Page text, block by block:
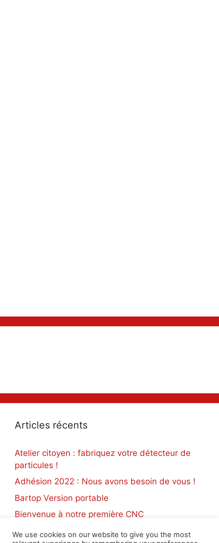
Articles récents
Atelier citoyen : fabriquez votre détecteur de
particules !
Adhésion 2022 : Nous avons besoin de vous !
Bartop Version portable
Bienvenue à notre première CNC
Impression 3D solidaire
We use cookies on our website to give you the most